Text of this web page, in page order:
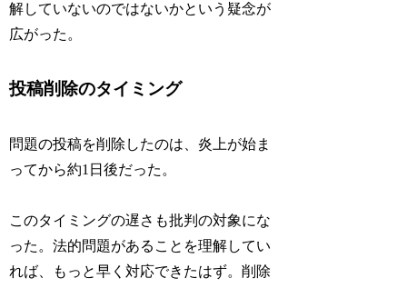
解していないのではないかという疑念が
広がった。
投稿削除のタイミング
問題の投稿を削除したのは、炎上が始ま
ってから約1日後だった。
このタイミングの遅さも批判の対象にな
った。法的問題があることを理解してい
れば、もっと早く対応できたはず。削除